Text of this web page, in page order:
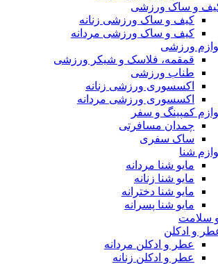
و ساک ورزشی
کیف و ساک ورزشی زنانه
کیف و ساک ورزشی مردانه
ورزشی
قمقمه، فلاسک و شیکر ورزشی
طناب ورزشی
اکسسوری ورزشی زنانه
اکسسوری ورزشی مردانه
کمپینگ و سفر
چمدان مسافرتی
ساک سفری
شنا
مایو شنا مردانه
مایو شنا زنانه
مایو شنا دخترانه
مایو شنا پسرانه
و سلامت
و ادکلن
عطر و ادکلن مردانه
عطر و ادکلن زنانه